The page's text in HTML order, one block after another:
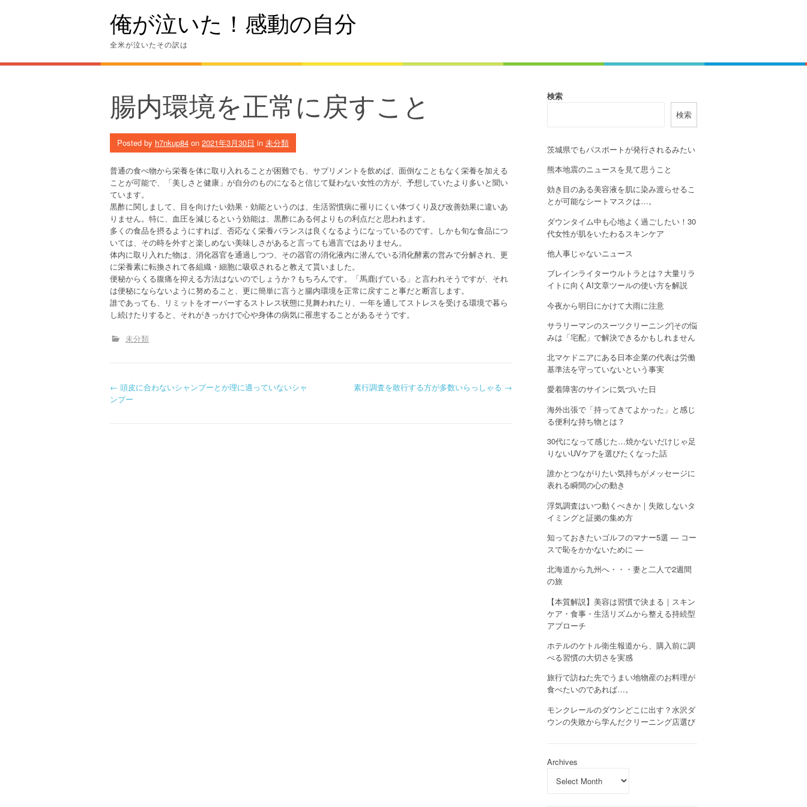
俺が泣いた！感動の自分
全米が泣いたその訳は
腸内環境を正常に戻すこと
Posted by h7nkup84 on 2021年3月30日 in 未分類
普通の食べ物から栄養を体に取り入れることが困難でも、サプリメントを飲めば、面倒なこともなく栄養を加える
ことが可能で、「美しさと健康」が自分のものになると信じて疑わない女性の方が、予想していたより多いと聞い
ています。
黒酢に関しまして、目を向けたい効果・効能というのは、生活習慣病に罹りにくい体づくり及び改善効果に違いあ
りません。特に、血圧を減じるという効能は、黒酢にある何よりもの利点だと思われます。
多くの食品を摂るようにすれば、否応なく栄養バランスは良くなるようになっているのです。しかも旬な食品につ
いては、その時を外すと楽しめない美味しさがあると言っても過言ではありません。
体内に取り入れた物は、消化器官を通過しつつ、その器官の消化液内に潜んでいる消化酵素の営みで分解され、更
に栄養素に転換されて各組織・細胞に吸収されると教えて貰いました。
便秘からくる腹痛を抑える方法はないのでしょうか？もちろんです。「馬鹿げている」と言われそうですが、それ
は便秘にならないように努めること、更に簡単に言うと腸内環境を正常に戻すこと事だと断言します。
誰であっても、リミットをオーバーするストレス状態に見舞われたり、一年を通してストレスを受ける環境で暮ら
し続けたりすると、それがきっかけで心や身体の病気に罹患することがあるそうです。
未分類
P
← 頭皮に合わないシャンプーとか理に適っていないシャ
ンプー
素行調査を敢行する方が多数いらっしゃる →
検索
検索
茨城県でもパスポートが発行されるみたい
熊本地震のニュースを見て思うこと
効き目のある美容液を肌に染み渡らせるこ
とが可能なシートマスクは…。
ダウンタイム中も心地よく過ごしたい！30
代女性が肌をいたわるスキンケア
他人事じゃないニュース
ブレインライターウルトラとは？大量リラ
イトに向くAI文章ツールの使い方を解説
今夜から明日にかけて大雨に注意
サラリーマンのスーツクリーニング|その悩
みは「宅配」で解決できるかもしれません
北マケドニアにある日本企業の代表は労働
基準法を守っていないという事実
愛着障害のサインに気づいた日
海外出張で「持ってきてよかった」と感じ
る便利な持ち物とは？
30代になって感じた…焼かないだけじゃ足
りないUVケアを選びたくなった話
誰かとつながりたい気持ちがメッセージに
表れる瞬間の心の動き
浮気調査はいつ動くべきか｜失敗しないタ
イミングと証拠の集め方
知っておきたいゴルフのマナー5選 — コー
スで恥をかかないために —
北海道から九州へ・・・妻と二人で2週間
の旅
【本質解説】美容は習慣で決まる｜スキン
ケア・食事・生活リズムから整える持続型
アプローチ
ホテルのケトル衛生報道から、購入前に調
べる習慣の大切さを実感
旅行で訪ねた先でうまい地物産のお料理が
食べたいのであれば…。
モンクレールのダウンどこに出す？水沢ダ
ウンの失敗から学んだクリーニング店選び
Archives